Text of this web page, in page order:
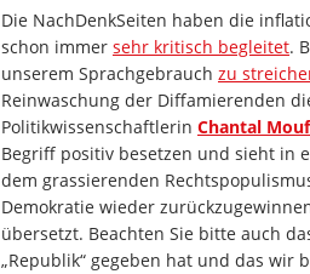
Die NachDenkSeiten haben die
schon immer sehr kritisch begleitet.
unserem Sprachgebrauch zu
Reinwaschung der Diffamierenden
Politikwissenschaftlerin Chantal
Begriff positiv besetzen und sieht in
dem grassierenden
Demokratie wieder
übersetzt. Beachten Sie bitte auch
„Republik“ gegeben hat und das wir